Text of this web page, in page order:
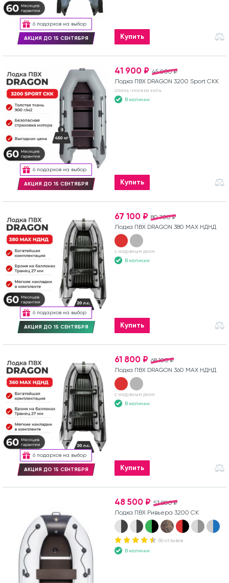
6 подарков на выбор
АКЦИЯ ДО 15 СЕНТЯБРЯ Купить
6 подарков на выбор
АКЦИЯ ДО 15 СЕНТЯБРЯ
45 000 ₽
41 900 ₽
Лодка ПВХ DRAGON 3200 Sport СКК
слань-книжка киль
В наличии
Купить
6 подарков на выбор
АКЦИЯ ДО 15 СЕНТЯБРЯ
80 700 ₽
67 100 ₽
Лодка ПВХ DRAGON 380 MAX НДНД
с надувным дном
В наличии
Купить
6 подарков на выбор
АКЦИЯ ДО 15 СЕНТЯБРЯ
68 100 ₽
61 800 ₽
Лодка ПВХ DRAGON 360 MAX НДНД
с надувным дном
В наличии
Купить
53 800 ₽
48 500 ₽
Лодка ПВХ Ривьера 3200 СК
86 отзывов
В наличии